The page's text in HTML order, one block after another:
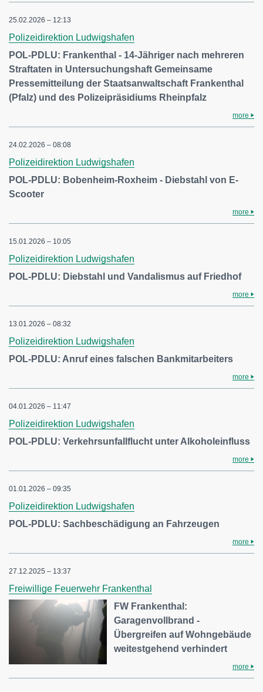
25.02.2026 – 12:13
Polizeidirektion Ludwigshafen
POL-PDLU: Frankenthal - 14-Jähriger nach mehreren
Straftaten in Untersuchungshaft Gemeinsame
Pressemitteilung der Staatsanwaltschaft Frankenthal
(Pfalz) und des Polizeipräsidiums Rheinpfalz
more
24.02.2026 – 08:08
Polizeidirektion Ludwigshafen
POL-PDLU: Bobenheim-Roxheim - Diebstahl von E-
Scooter
more
15.01.2026 – 10:05
Polizeidirektion Ludwigshafen
POL-PDLU: Diebstahl und Vandalismus auf Friedhof
more
13.01.2026 – 08:32
Polizeidirektion Ludwigshafen
POL-PDLU: Anruf eines falschen Bankmitarbeiters
more
04.01.2026 – 11:47
Polizeidirektion Ludwigshafen
POL-PDLU: Verkehrsunfallflucht unter Alkoholeinfluss
more
01.01.2026 – 09:35
Polizeidirektion Ludwigshafen
POL-PDLU: Sachbeschädigung an Fahrzeugen
more
27.12.2025 – 13:37
Freiwillige Feuerwehr Frankenthal
FW Frankenthal:
Garagenvollbrand -
Übergreifen auf Wohngebäude
weitestgehend verhindert
more